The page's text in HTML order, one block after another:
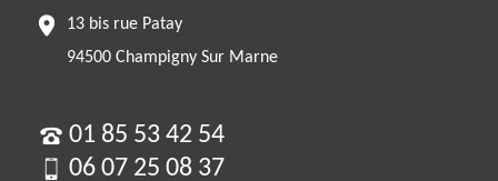
13 bis rue Patay
94500 Champigny Sur Marne
01 85 53 42 54
06 07 25 08 37